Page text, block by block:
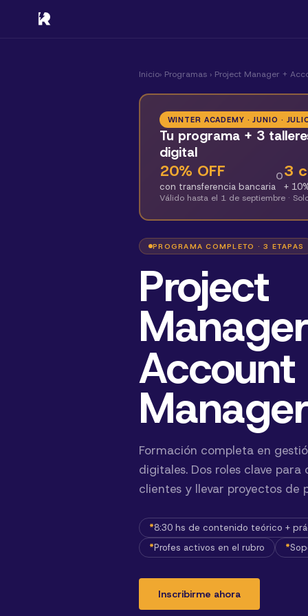
Inicio› Programas › Project Manager +
WINTER ACADEMY · JUNIO ·
Tu programa + 3
digital
20% OFF
con transferencia bancaria
O3
+ 10
Válido hasta el 1 de septiembre·
PROGRAMA COMPLETO · 3 ETAPAS
Project
Account
Formación completa en
digitales. Dos roles clave
clientes y llevar proyectos de
8:30 hs de contenido teórico +
Profes activos en el rubro
Inscribirme ahora